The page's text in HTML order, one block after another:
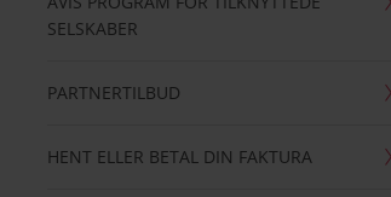
SELSKABER
PARTNERTILBUD
HENT ELLER BETAL DIN FAKTURA